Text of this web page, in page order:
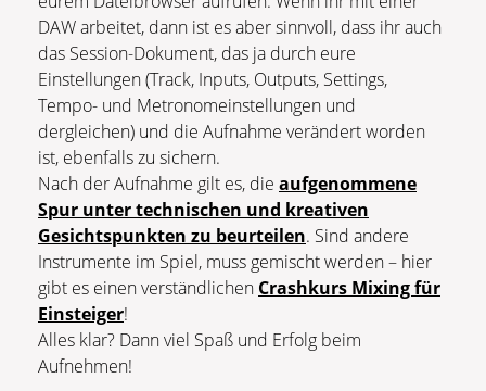
DAW arbeitet, dann ist es aber sinnvoll, dass ihr auch
das Session-Dokument, das ja durch eure
Einstellungen (Track, Inputs, Outputs, Settings,
Tempo- und Metronomeinstellungen und
dergleichen) und die Aufnahme verändert worden
ist, ebenfalls zu sichern.
Nach der Aufnahme gilt es, die aufgenommene
Spur unter technischen und kreativen
Gesichtspunkten zu beurteilen. Sind andere
Instrumente im Spiel, muss gemischt werden – hier
gibt es einen verständlichen Crashkurs Mixing für
Einsteiger!
Alles klar? Dann viel Spaß und Erfolg beim
Aufnehmen!